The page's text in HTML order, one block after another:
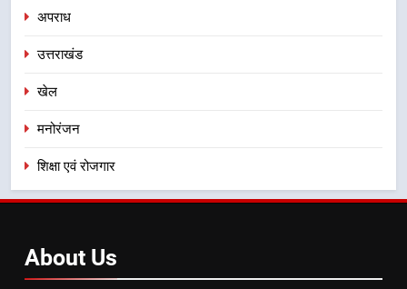
अपराध
उत्तराखंड
खेल
मनोरंजन
शिक्षा एवं रोजगार
About Us